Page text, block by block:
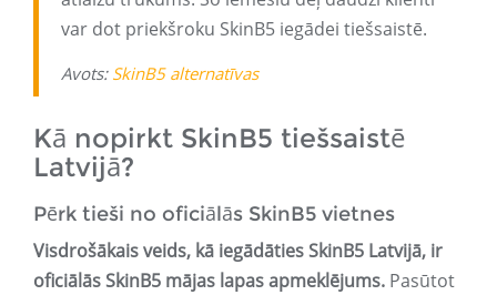
var dot priekšroku SkinB5 iegādei tiešsaistē.
Avots: SkinB5 alternatīvas
Kā nopirkt SkinB5 tiešsaistē
Latvijā?
Pērk tieši no oficiālās SkinB5 vietnes
Visdrošākais veids, kā iegādāties SkinB5 Latvijā, ir
oficiālās SkinB5 mājas lapas apmeklējums. Pasūtot